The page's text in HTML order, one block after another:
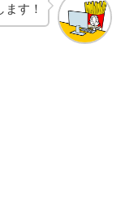
す！